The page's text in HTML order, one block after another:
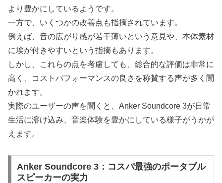
より豊かにしているようです。
一方で、いくつかの改善点も指摘されています。
例えば、音の広がり感が若干薄いという意見や、本体素材
に埃が付きやすいという指摘もあります。
しかし、これらの点を考慮しても、総合的な評価は非常に
高く、コストパフォーマンスの良さを称賛する声が多く聞
かれます。
実際のユーザーの声を聞くと、Anker Soundcore 3が日常
生活に溶け込み、音楽体験を豊かにしている様子がうかが
えます。
Anker Soundcore 3：コスパ最強のポータブル
スピーカーの実力